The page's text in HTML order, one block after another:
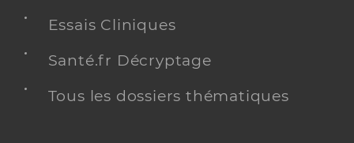
Essais Cliniques
Santé.fr Décryptage
Tous les dossiers thématiques